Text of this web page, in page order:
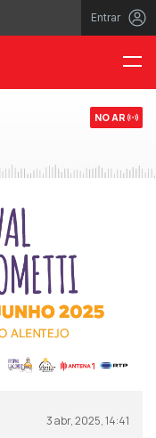
Entrar
NO AR
3 abr, 2025, 14:41